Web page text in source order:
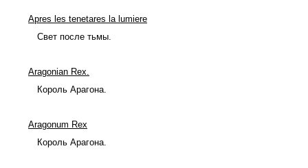
Apres les tenetares la lumiere
Свет после тьмы.
Aragonian Rex.
Король Арагона.
Aragonum Rex
Король Арагона.